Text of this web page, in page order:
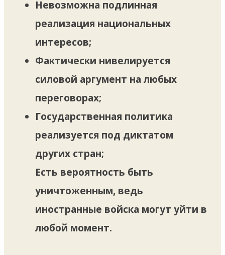
Невозможна подлинная
реализация национальных
интересов;
Фактически нивелируется
силовой аргумент на любых
переговорах;
Государственная политика
реализуется под диктатом
других стран;
Есть вероятность быть
уничтоженным, ведь
иностранные войска могут уйти в
любой момент.